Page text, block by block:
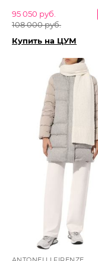
95 050 руб.
108 000 руб.
Купить на ЦУМ